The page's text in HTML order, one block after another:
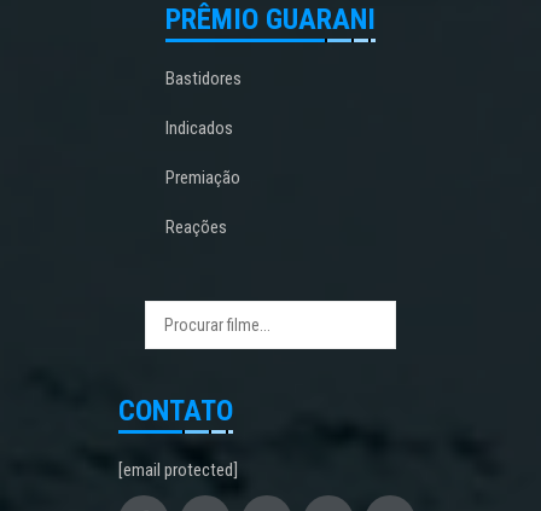
PRÊMIO GUARANI
Bastidores
Indicados
Premiação
Reações
CONTATO
[email protected]